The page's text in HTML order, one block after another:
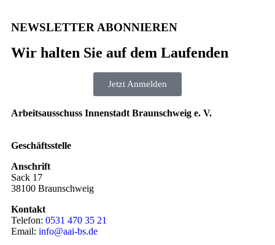
NEWSLETTER ABONNIEREN
Wir halten Sie auf dem Laufenden
Jetzt Anmelden
Arbeitsausschuss Innenstadt Braunschweig e. V.
Geschäftsstelle
Anschrift
Sack 17
38100 Braunschweig
Kontakt
Telefon: 0531 470 35 21
Email: info@aai-bs.de